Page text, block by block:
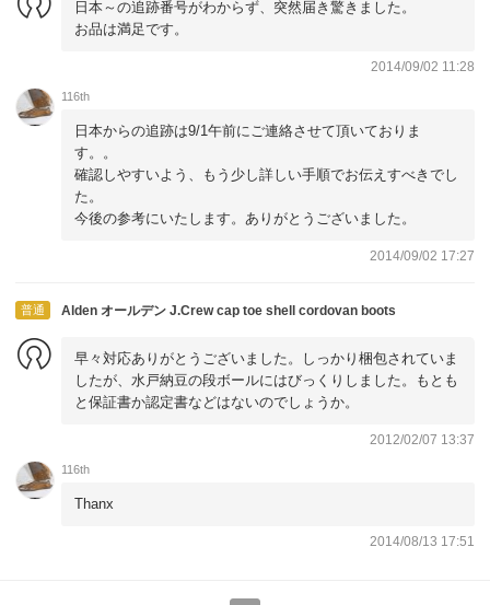
日本～の追跡番号がわからず、突然届き驚きました。
お品は満足です。
2014/09/02 11:28
116th
日本からの追跡は9/1午前にご連絡させて頂いておりま
す。。
確認しやすいよう、もう少し詳しい手順でお伝えすべきでし
た。
今後の参考にいたします。ありがとうございました。
2014/09/02 17:27
普通 Alden オールデン J.Crew cap toe shell cordovan boots
早々対応ありがとうございました。しっかり梱包されていま
したが、水戸納豆の段ボールにはびっくりしました。もとも
と保証書か認定書などはないのでしょうか。
2012/02/07 13:37
116th
Thanx
2014/08/13 17:51